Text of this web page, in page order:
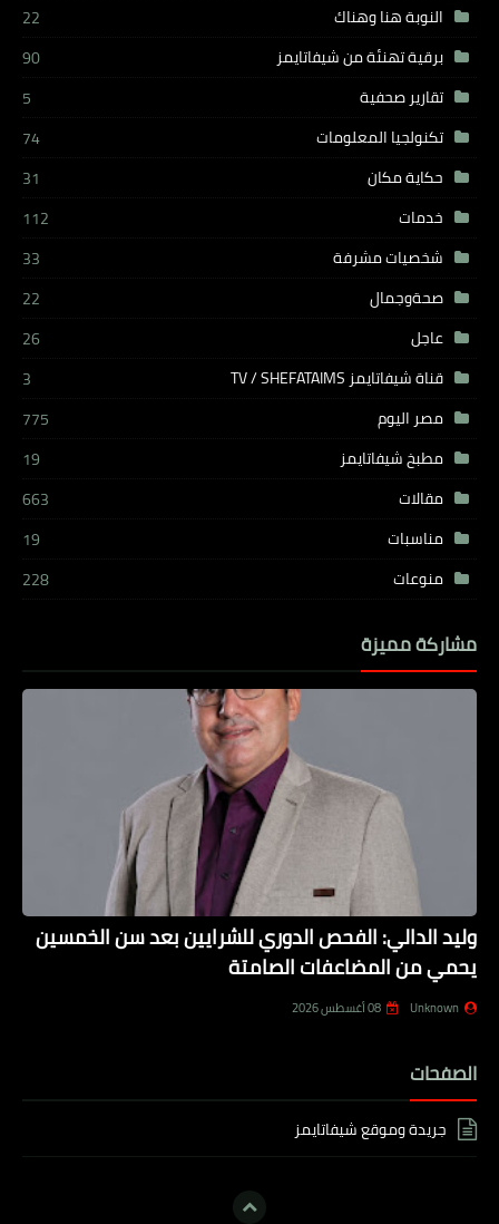
النوبة هنا وهناك
22
برقية تهنئة من شيفاتايمز
90
تقارير صحفية
5
تكنولجيا المعلومات
74
حكاية مكان
31
خدمات
112
شخصيات مشرفة
33
صحةوجمال
22
عاجل
26
قناة شيفاتايمز TV / SHEFATAIMS
3
مصر اليوم
775
مطبخ شيفاتايمز
19
مقالات
663
مناسبات
19
منوعات
228
مشاركة مميزة
وليد الدالي: الفحص الدوري للشرايين بعد سن الخمسين
يحمي من المضاعفات الصامتة
Unknown 08 أغسطس 2026
الصفحات
جريدة وموقع شيفاتايمز